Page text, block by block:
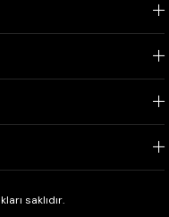
saklıdır.